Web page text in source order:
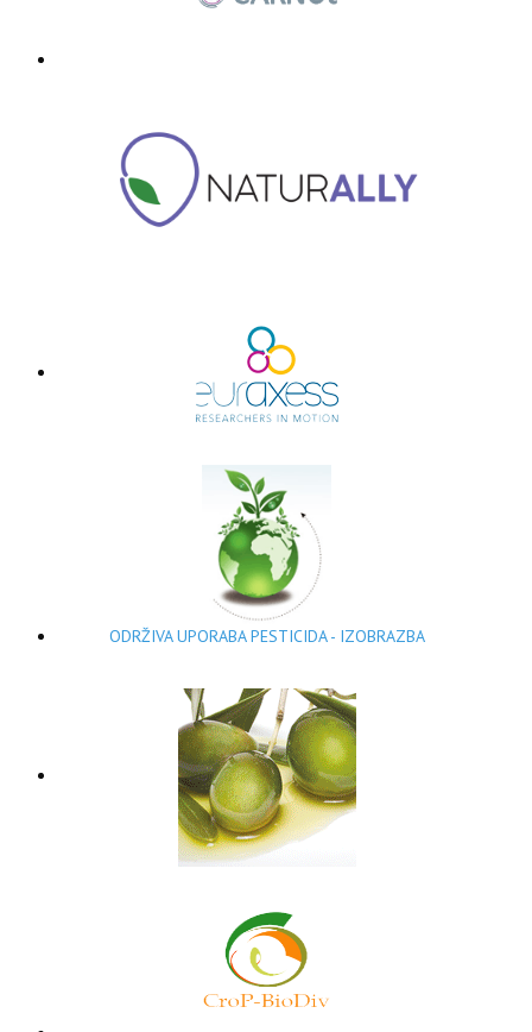
ODRŽIVA UPORABA PESTICIDA - IZOBRAZBA